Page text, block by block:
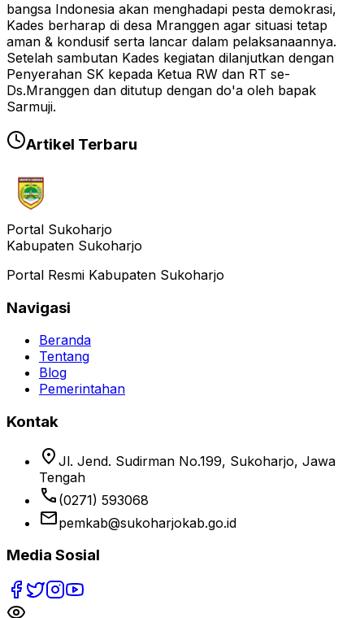
bangsa Indonesia akan menghadapi pesta demokrasi,
Kades berharap di desa Mranggen agar situasi tetap
aman & kondusif serta lancar dalam pelaksanaannya.
Setelah sambutan Kades kegiatan dilanjutkan dengan
Penyerahan SK kepada Ketua RW dan RT se-
Ds.Mranggen dan ditutup dengan do'a oleh bapak
Sarmuji.
Artikel Terbaru
Portal Sukoharjo
Kabupaten Sukoharjo
Portal Resmi Kabupaten Sukoharjo
Navigasi
Beranda
Tentang
Blog
Pemerintahan
Kontak
location_on Jl. Jend. Sudirman No.199, Sukoharjo, Jawa
Tengah
phone (0271) 593068
emailpemkab@sukoharjokab.go.id
Media Sosial